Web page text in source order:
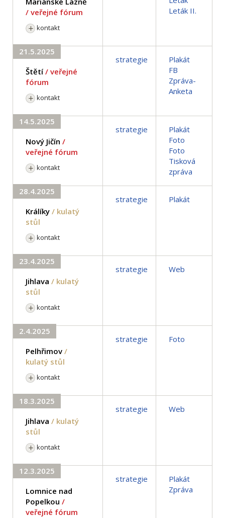
/ veřejné fórum
kontakt
Leták II.
21.5.2025
Štětí / veřejné
fórum
kontakt
strategie
Plakát
FB
Zpráva-
Anketa
14.5.2025
Nový Jičín /
veřejné fórum
kontakt
strategie
Plakát
Foto
Foto
Tisková
zpráva
28.4.2025
Králíky / kulatý
stůl
kontakt
strategie Plakát
23.4.2025
Jihlava / kulatý
stůl
kontakt
strategie Web
2.4.2025
Pelhřimov /
kulatý stůl
kontakt
strategie Foto
18.3.2025
Jihlava / kulatý
stůl
kontakt
strategie Web
12.3.2025
Lomnice nad
Popelkou /
veřejné fórum
strategie
Plakát
Zpráva